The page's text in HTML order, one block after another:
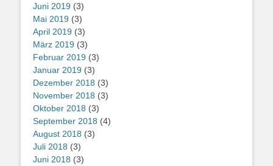
Juni 2019 (3)
Mai 2019 (3)
April 2019 (3)
März 2019 (3)
Februar 2019 (3)
Januar 2019 (3)
Dezember 2018 (3)
November 2018 (3)
Oktober 2018 (3)
September 2018 (4)
August 2018 (3)
Juli 2018 (3)
Juni 2018 (3)